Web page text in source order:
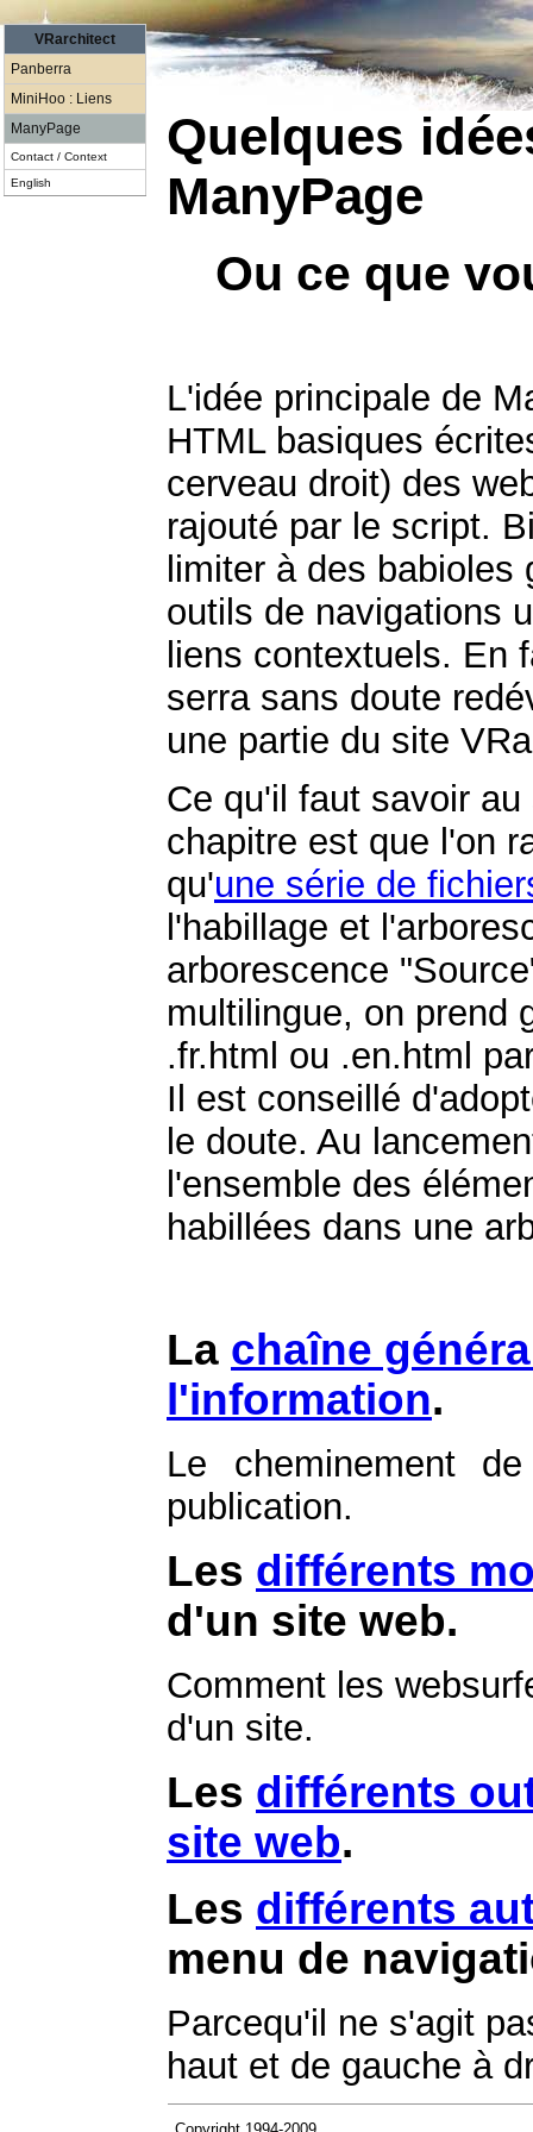
VRarchitect
Panberra
MiniHoo : Liens
ManyPage
Contact / Context
English
Quelques
ManyPage
Ou ce que
L'idée principale de
HTML basiques
cerveau droit) des
rajouté par le script.
limiter à des
outils de navigations
liens contextuels. En
serra sans doute
une partie du site
Ce qu'il faut savoir
chapitre est que l'on
qu'une série de
l'habillage et
arborescence
multilingue, on prend
.fr.html ou .en.html
Il est conseillé
le doute. Au
l'ensemble des
habillées dans une
La chaîne
l'information.
Le cheminement
publication.
Les différents
d'un site web.
Comment les
d'un site.
Les différents
site web.
Les différents
menu de
Parcequ'il ne s'agit
haut et de gauche à